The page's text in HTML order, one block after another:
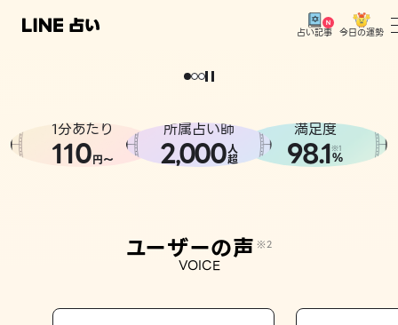
占い記事 今日の運勢
相談事例
どうせなら
。
1分あたり
110円〜
所属占い師
2,000人
超
満足度
98.1※1
%
ユーザーの声 ※2
VOICE